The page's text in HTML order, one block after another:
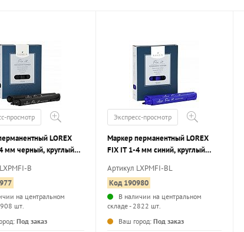
просмотр
LOREX
мм черный, круглый
B
на центральном
шт.
Под заказ
Экспресс-просмотр
Маркер перманентный LOREX
FIX IT 1-4 мм синий, круглый
Артикул LXPMFI-BL
Код 190980
В наличии на центральном
складе - 2822 шт.
Ваш город: Под заказ